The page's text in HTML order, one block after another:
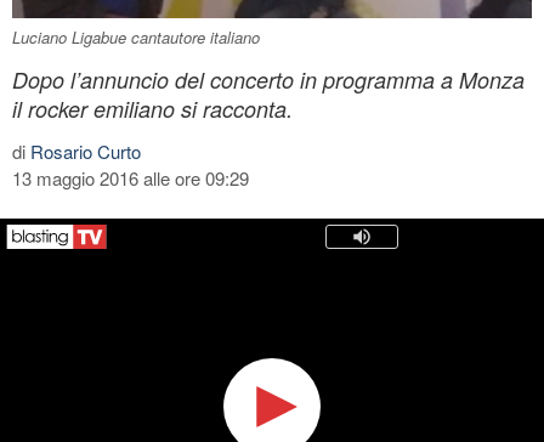
Luciano Ligabue cantautore italiano
Dopo l’annuncio del concerto in programma a Monza
il rocker emiliano si racconta.
di Rosario Curto
13 maggio 2016 alle ore 09:29